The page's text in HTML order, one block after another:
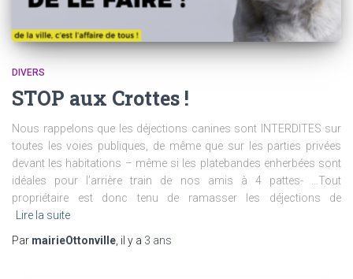
DIVERS
STOP aux Crottes !
Nous rappelons que les déjections canines sont INTERDITES sur
toutes les voies publiques, de même que sur les parties privées
devant les habitations – même si les platebandes enherbées sont
idéales pour l’arrière train de nos amis à 4 pattes- …Tout
propriétaire est donc tenu de ramasser les déjections de
Lire la suite
Par mairieOttonville , il y a 3 ans